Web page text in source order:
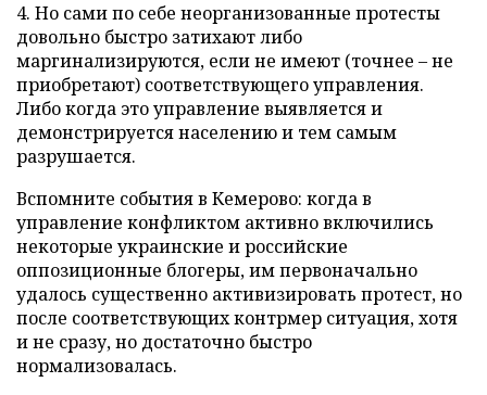
4. Но сами по себе неорганизованные протесты
довольно быстро затихают либо
маргинализируются, если не имеют (точнее – не
приобретают) соответствующего управления.
Либо когда это управление выявляется и
демонстрируется населению и тем самым
разрушается.
Вспомните события в Кемерово: когда в
управление конфликтом активно включились
некоторые украинские и российские
оппозиционные блогеры, им первоначально
удалось существенно активизировать протест, но
после соответствующих контрмер ситуация, хотя
и не сразу, но достаточно быстро
нормализовалась.